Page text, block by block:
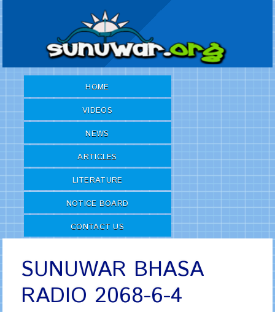
HOME
VIDEOS
NEWS
ARTICLES
LITERATURE
NOTICE BOARD
CONTACT US
SUNUWAR BHASA
RADIO 2068-6-4